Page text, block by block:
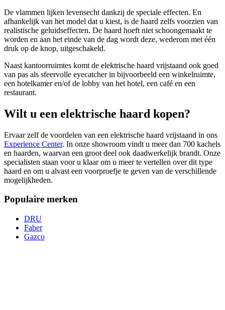
De vlammen lijken levensecht dankzij de speciale effecten. En
afhankelijk van het model dat u kiest, is de haard zelfs voorzien van
realistische geluidseffecten. De haard hoeft niet schoongemaakt te
worden en aan het einde van de dag wordt deze, wederom met één
druk op de knop, uitgeschakeld.
Naast kantoorruimtes komt de elektrische haard vrijstaand ook goed
van pas als sfeervolle eyecatcher in bijvoorbeeld een winkelruimte,
een hotelkamer en/of de lobby van het hotel, een café en een
restaurant.
Wilt u een elektrische haard kopen?
Ervaar zelf de voordelen van een elektrische haard vrijstaand in ons
Experience Center. In onze showroom vindt u meer dan 700 kachels
en haarden, waarvan een groot deel ook daadwerkelijk brandt. Onze
specialisten staan voor u klaar om u meer te vertellen over dit type
haard en om u alvast een voorproefje te geven van de verschillende
mogelijkheden.
Populaire merken
DRU
Faber
Gazco